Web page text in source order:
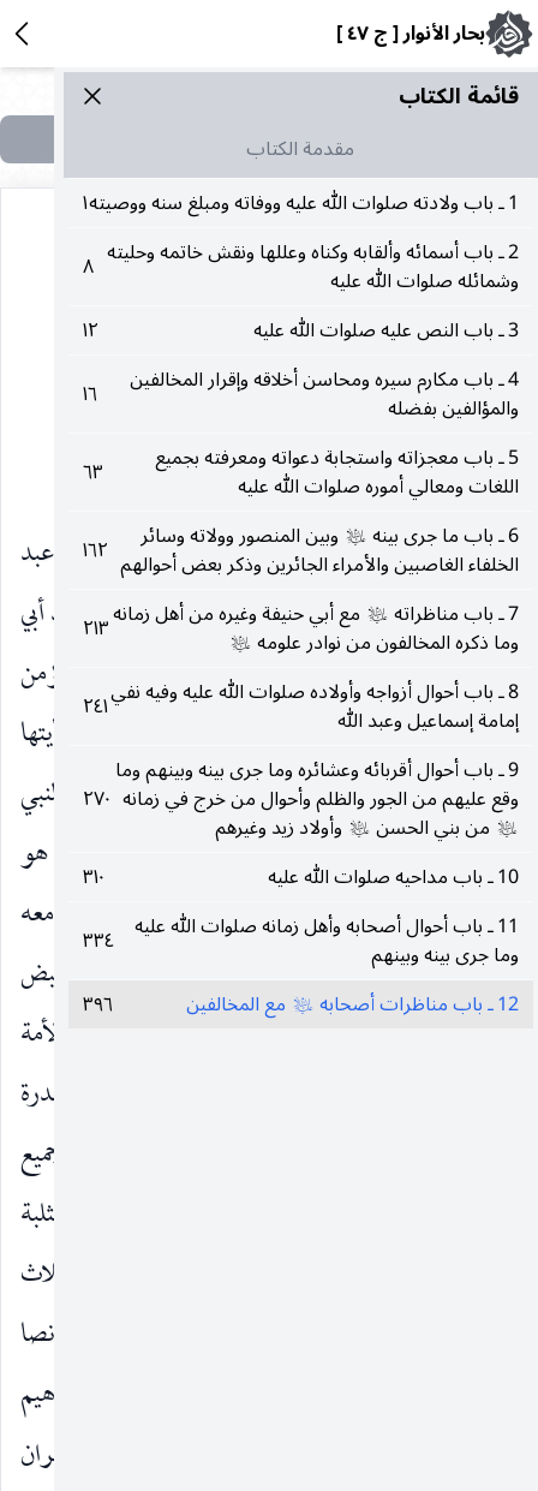
بحار الأنوار [ ج ٤٧ ]
قائمة الکتاب
مقدمة الكتاب
1 ـ باب ولادته صلوات الله عليه ووفاته ومبلغ سنه ووصيته
١
2 ـ باب أسمائه وألقابه وكناه وعللها ونقش خاتمه وحليته
وشمائله صلوات الله عليه
٨
3 ـ باب النص عليه صلوات الله عليه
١٢
4 ـ باب مكارم سيره ومحاسن أخلاقه وإقرار المخالفين
والمؤالفين بفضله
١٦
5 ـ باب معجزاته واستجابة دعواته ومعرفته بجميع
اللغات ومعالي أموره صلوات الله عليه
٦٣
6 ـ باب ما جرى بينه
عليه‌السلام وبين المنصور وولاته وسائر
الخلفاء الغاصبين والأمراء الجائرين وذكر بعض أحوالهم ١٦٢
7 ـ باب مناظراته
عليه‌السلام مع أبي حنيفة وغيره من أهل زمانه
وما ذكره المخالفون من نوادر علومه عليه‌السلام
٢١٣
8 ـ باب أحوال أزواجه وأولاده صلوات الله عليه وفيه نفي
إمامة إسماعيل وعبد الله
٢٤١
9 ـ باب أحوال أقربائه وعشائره وما جرى بينه وبينهم وما
وقع عليهم من الجور والظلم وأحوال من خرج في زمانه
عليه‌السلام من بني الحسن عليه‌السلام وأولاد زيد وغيرهم
٢٧٠
10 ـ باب مداحيه صلوات الله عليه
٣١٠
11 ـ باب أحوال أصحابه وأهل زمانه صلوات الله عليه
وما جرى بينه وبينهم
٣٣٤
12 ـ باب مناظرات أصحابه
عليه‌السلام مع المخالفين ٣٩٦
١٢
(باب)
*(مناظرات أصحابهعليه‌السلام
مع المخالفين)*
١ ـ ج :
الإحتجاج البرقي عن أبيه عن شريك بن عبد
الله عن الأعمش قال : اجتمعت الشيعة والمحكمة عند أبي
نعيم النخعي بالكوفة وأبو جعفر محمد بن النعمان مؤمن
الطاق حاضر فقال ابن أبي خدرة أنا أقرر معكم أيتها
الشيعة أن أبا بكر أفضل من علي وجميع أصحاب النبي
بأربع خصال ـ لا يقدر على دفعها أحد من الناس هو
ثان مع رسول اللهصلى‌الله‌عليه‌وآلهفي بيته مدفون وهو ثاني اثنين معه
في الغار وهو ثاني اثنين صلى بالناس آخر صلاة قبض
بعدها رسول الله
وهو ثاني اثنين الصديق من الأمة
قال أبو جعفر مؤمن الطاق رحمة الله عليه يا ابن أبي خدرة
أفضل من أبي بكر وجميع
بهذه الخصال التي وصفتها وإنها مثلبة
لصاحبك وألزمك طاعة علي صلى الله عليه من ثلاث
نصا
ومن حجة العقل اعتبارا ووقع الاتفاق على إبراهيم
النخعي وعلى أبي إسحاق السبيعي وعلى سليمان بن مهران